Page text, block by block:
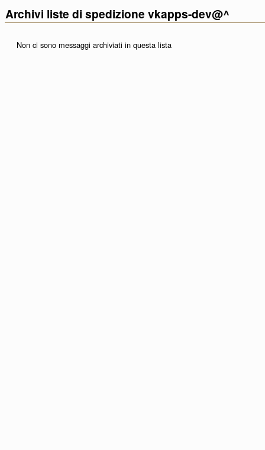
Archivi liste di spedizione vkapps-dev@^
Non ci sono messaggi archiviati in questa lista